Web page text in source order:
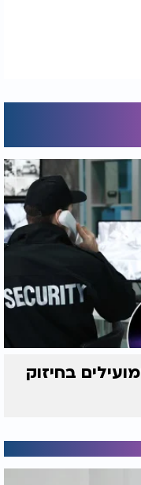
שמועילים בחיזוק